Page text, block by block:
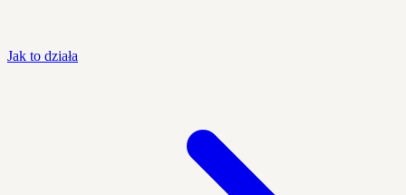
Jak to działa